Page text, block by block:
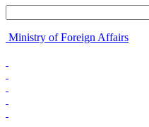
Ministry of Foreign Affairs